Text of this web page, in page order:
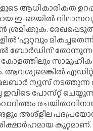
ആധികാരികത
ഇ-മെയിൽ
ശ്രമിക്കുക.
'ഏറ്റവും
ബോർഡിന്'
സാമൂഹിക
ആവശ്യമെങ്കിൽ എഡിറ്റ്
ന്യൂസ് നടത്തുന്ന
ഇവിടെ പോസ്‌റ്റ്
അശ്‌ളീല
കുറ്റമാണ്.